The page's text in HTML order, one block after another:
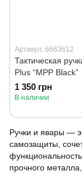
Артикул: 6663612
Тактическая
Plus “MPP Black”
1 350 грн
В наличии
Ручки и явары —
самозащиты,
прочного